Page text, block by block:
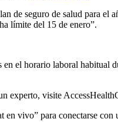
de seguro de salud para el
límite del 15 de enero”.
el horario laboral habitual
experto, visite
vivo” para conectarse con